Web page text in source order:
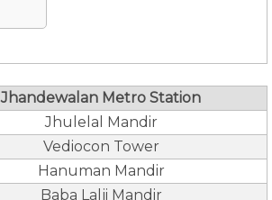
Jhandewalan Metro Station
Jhulelal Mandir
Vediocon Tower
Hanuman Mandir
Baba Lalji Mandir